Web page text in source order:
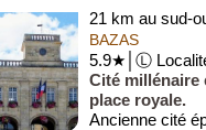
21 km au sud-
BAZAS
5.9★│Ⓛ
Cité millénaire
place royale.
Ancienne cité